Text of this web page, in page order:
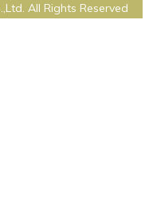
All Rights Reserved